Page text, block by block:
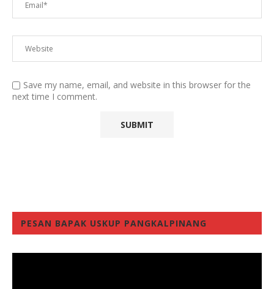
Save my name, email, and website in this browser for the
next time I comment.
PESAN BAPAK USKUP PANGKALPINANG